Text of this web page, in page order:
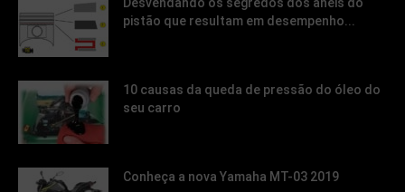
pistão que resultam em desempenho...
10 causas da queda de pressão do óleo do
seu carro
Conheça a nova Yamaha MT-03 2019